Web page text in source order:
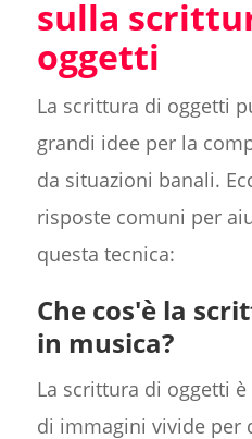
sulla
oggetti
La scrittura di oggetti
grandi idee per la
da situazioni banali.
risposte comuni per
questa tecnica:
Che cos'è la
in musica?
La scrittura di oggetti
di immagini vivide per